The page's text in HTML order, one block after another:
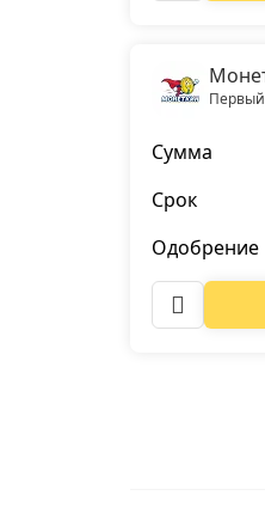
Сумма
Срок
Одобрение